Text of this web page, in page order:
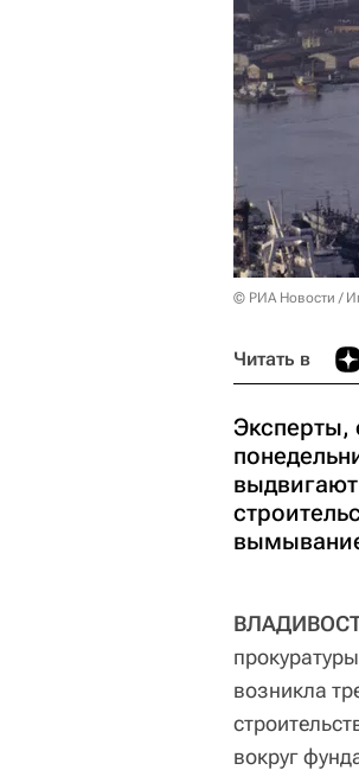
© РИА Новости /
Читать в
Эксперты,
возникла
вокруг